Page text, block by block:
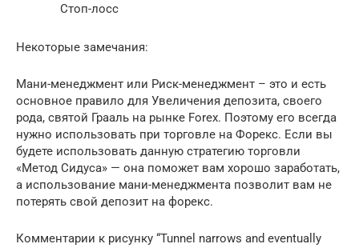
Стоп-лосс
Некоторые замечания:
Мани-менеджмент или Риск-менеджмент – это и есть
основное правило для Увеличения депозита, своего
рода, святой Грааль на рынке Forex. Поэтому его всегда
нужно использовать при торговле на Форекс. Если вы
будете использовать данную стратегию торговли
«Метод Сидуса» — она поможет вам хорошо заработать,
а использование мани-менеджмента позволит вам не
потерять свой депозит на форекс.
Комментарии к рисунку “Tunnel narrows and eventually